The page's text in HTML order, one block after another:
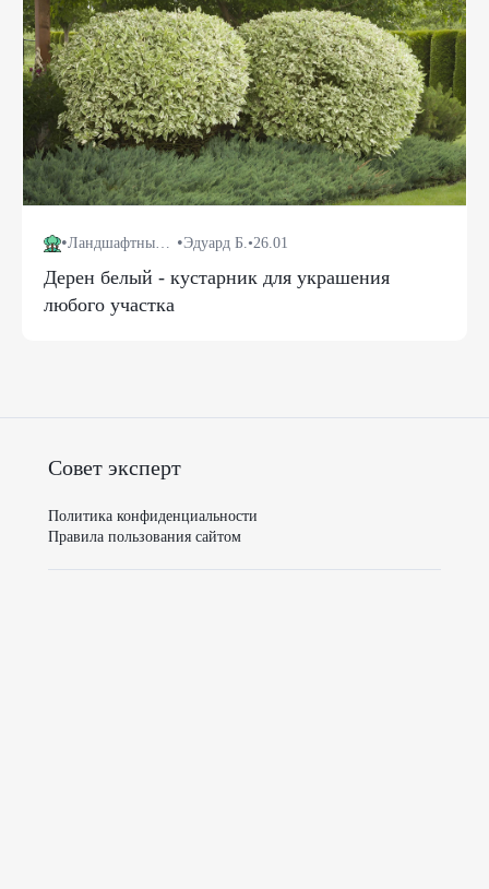
• Ландшафтный дизайн •Эдуард Б.•26.01
Дерен белый - кустарник для украшения
любого участка
Совет эксперт
Политика конфиденциальности
Правила пользования сайтом